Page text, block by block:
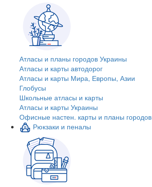
Атласы и планы городов Украины
Атласы и карты автодорог
Атласы и карты Мира, Европы, Азии
Глобусы
Школьные атласы и карты
Атласы и карты Украины
Офисные настен. карты и планы городов
Рюкзаки и пеналы